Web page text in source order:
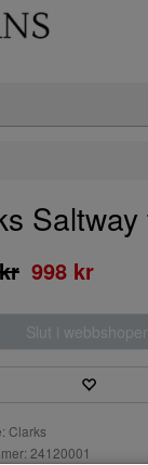
Saltway
998 kr
Slut i webbshopen
Clarks
24120001